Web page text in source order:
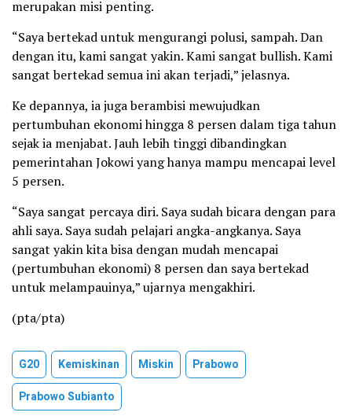
merupakan misi penting.
“Saya bertekad untuk mengurangi polusi, sampah. Dan
dengan itu, kami sangat yakin. Kami sangat bullish. Kami
sangat bertekad semua ini akan terjadi,” jelasnya.
Ke depannya, ia juga berambisi mewujudkan
pertumbuhan ekonomi hingga 8 persen dalam tiga tahun
sejak ia menjabat. Jauh lebih tinggi dibandingkan
pemerintahan Jokowi yang hanya mampu mencapai level
5 persen.
“Saya sangat percaya diri. Saya sudah bicara dengan para
ahli saya. Saya sudah pelajari angka-angkanya. Saya
sangat yakin kita bisa dengan mudah mencapai
(pertumbuhan ekonomi) 8 persen dan saya bertekad
untuk melampauinya,” ujarnya mengakhiri.
(pta/pta)
G20 Kemiskinan Miskin
Prabowo
Prabowo Subianto